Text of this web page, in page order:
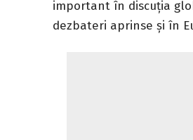
important în discuția
dezbateri aprinse și în